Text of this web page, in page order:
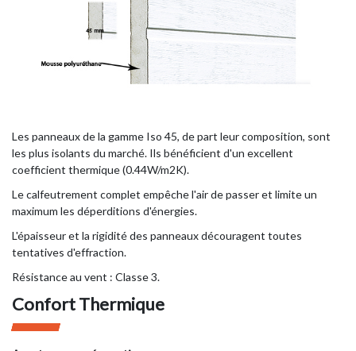
Les panneaux de la gamme Iso 45, de part leur composition, sont
les plus isolants du marché. Ils bénéficient d'un excellent
coefficient thermique (0.44W/m2K).
Le calfeutrement complet empêche l'air de passer et limite un
maximum les déperditions d'énergies.
L'épaisseur et la rigidité des panneaux découragent toutes
tentatives d'effraction.
Résistance au vent : Classe 3.
Confort Thermique